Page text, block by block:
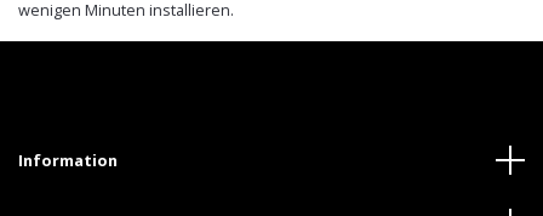
wenigen Minuten installieren.
Information